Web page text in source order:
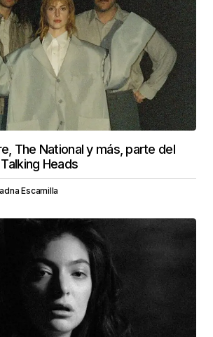
The National y más, parte del
Heads
Escamilla